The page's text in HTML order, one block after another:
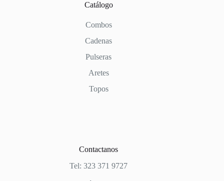
Catálogo
Combos
Cadenas
Pulseras
Aretes
Topos
Contactanos
Tel: 323 371 9727